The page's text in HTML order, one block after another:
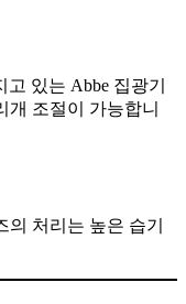
있는 Abbe 집광기
개 조절이 가능합니
처리는 높은 습기